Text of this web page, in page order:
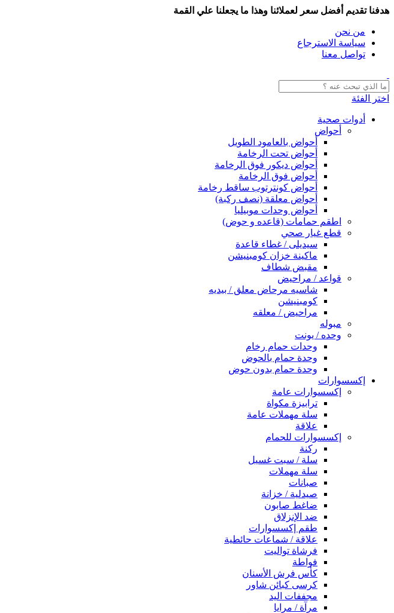
هدفنا تقديم أفضل سعر لعملائنا وهذا ما يجعلنا علي القمة
من نحن
سياسة الاسترجاع
تواصل معنا
اختر الفئة
أدوات صحية
أحواض
أحواض بالعامود الطويل
أحواض تحت الرخامة
أحواض ديكور فوق الرخامة
أحواض فوق الرخامة
أحواض كونترتوب ساقط رخامة
أحواض معلقة (نصف ركبة)
أحواض وحدات موبيليا
اطقم حمامات (قاعده و حوض)
قطع غيار صحي
سيديلى / غطاء قاعدة
ماكينة خزان كومبنيشن
مقبض شطاف
قواعد / مراحيض
شاسيه مرحاض معلق / بيديه
كومبنيشن
مراحيض / معلقه
مبوله
وحده / يونت
وحدات حمام رخام
وحدة حمام بالحوض
وحدة حمام بدون حوض
إكسسوارات
إكسسوارات عامة
ترابيزة مكواة
سلة مهملات عامة
علاقة
إكسسوارات للحمام
ركنة
سلة / سبت غسيل
سلة مهملات
صبانات
صيدلية / خزانة
ضاغط صابون
ضد الإنزلاق
طقم إكسسوارات
علاقة / شماعات حائطية
فرشاة تواليت
فواطة
كأس فرش الأسنان
كرسى كبائن شاور
مجففات اليد
مرآة / مرايا